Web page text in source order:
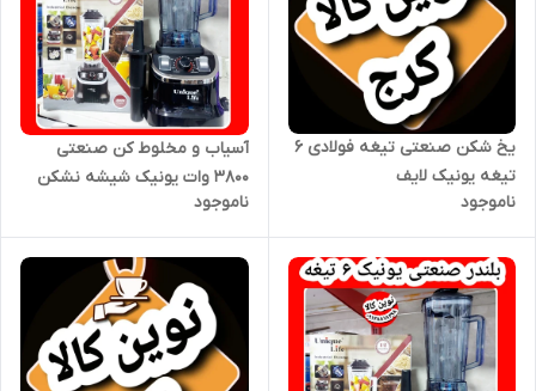
یخ شکن صنعتی تیغه فولادی ۶
تیغه یونیک لایف
ناموجود
آسیاب و مخلوط کن صنعتی
۳۸۰۰ وات یونیک شیشه نشکن
مدل صنعتی
ناموجود